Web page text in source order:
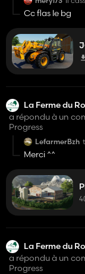
Cc flas le bg
La Ferme du
a répondu à un
Progress
LefarmerBzh
Merci ^^
La Ferme du
a répondu à un
Progress